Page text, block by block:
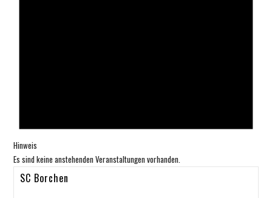
Hinweis
Es sind keine anstehenden Veranstaltungen vorhanden.
SC Borchen